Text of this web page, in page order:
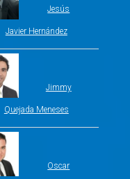
Jesús
Javier Hernández
Jimmy
Quejada Meneses
Oscar